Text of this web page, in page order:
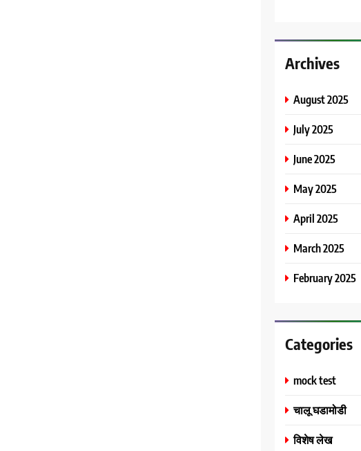
Archives
August 2025
July 2025
June 2025
May 2025
April 2025
March 2025
February 2025
Categories
mock test
चालू घडामोडी
विशेष लेख